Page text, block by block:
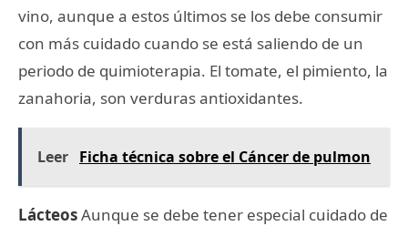
vino, aunque a estos últimos se los debe consumir
con más cuidado cuando se está saliendo de un
periodo de quimioterapia. El tomate, el pimiento, la
zanahoria, son verduras antioxidantes.
Leer Ficha técnica sobre el Cáncer de pulmon
LácteosAunque se debe tener especial cuidado de